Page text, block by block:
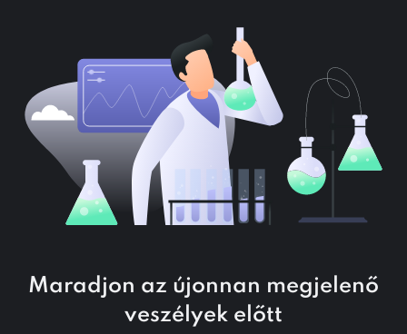
Maradjon az újonnan megjelenő
veszélyek előtt